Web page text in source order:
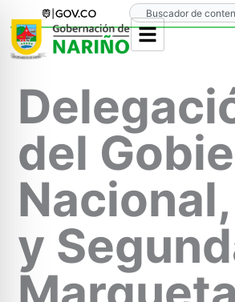
contenido
Search
del
y